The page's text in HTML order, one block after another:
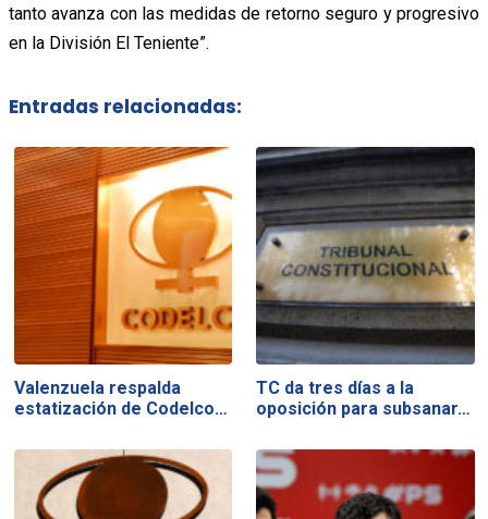
tanto avanza con las medidas de retorno seguro y progresivo
en la División El Teniente”.
Entradas relacionadas:
Valenzuela respalda
estatización de Codelco…
TC da tres días a la
oposición para subsanar…